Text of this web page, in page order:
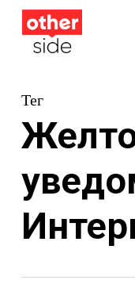
Перейти
основному
Тег